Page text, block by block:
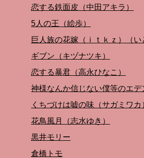
恋する鉄面皮（中田アキラ）
5人の王（絵歩）
巨人族の花嫁（ｉｔｋｚ）（い
ギブン（キヅナツキ）
恋する暴君（高永ひなこ）
神様なんか信じない僕等のエデ
くちづけは嘘の味（サガミワカ
花鳥風月（志水ゆき）
黒井モリー
倉橋トモ